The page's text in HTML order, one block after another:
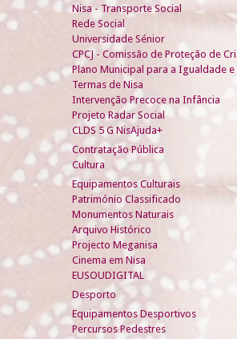
Nisa - Transporte Social
Rede Social
Universidade Sénior
CPCJ - Comissão de Proteção de
Plano Municipal para a Igualdade
Termas de Nisa
Intervenção Precoce na Infância
Projeto Radar Social
CLDS 5 G NisAjuda+
Contratação Pública
Cultura
Equipamentos Culturais
Património Classificado
Monumentos Naturais
Arquivo Histórico
Projecto Meganisa
Cinema em Nisa
EUSOUDIGITAL
Desporto
Equipamentos Desportivos
Percursos Pedestres